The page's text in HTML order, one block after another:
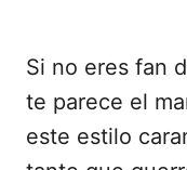
Si no eres fan
te parece el
este estilo